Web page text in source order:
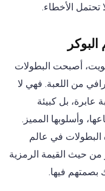
تحتمل الأخطاء.
أصبحت البطولات
من اللعبة. فهي لا
عابرة، بل كبيئة
وأسلوبها المميز.
البطولات في عالم
من حيث القيمة الرمزية
بصمتهم فيها.